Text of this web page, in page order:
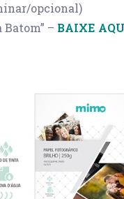
opcional)
Batom” – BAIXE